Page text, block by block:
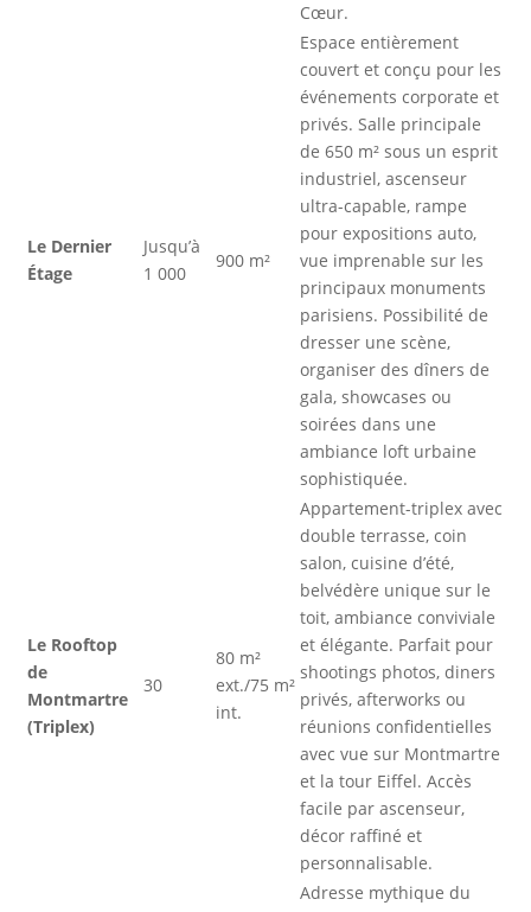
Cœur.
Le Dernier
Étage
Jusqu’à
1 000
900 m²
Espace entièrement
couvert et conçu pour les
événements corporate et
privés. Salle principale
de 650 m² sous un esprit
industriel, ascenseur
ultra-capable, rampe
pour expositions auto,
vue imprenable sur les
principaux monuments
parisiens. Possibilité de
dresser une scène,
organiser des dîners de
gala, showcases ou
soirées dans une
ambiance loft urbaine
sophistiquée.
Le Rooftop
de
Montmartre
(Triplex)
30
80 m²
ext./75 m²
int.
Appartement-triplex avec
double terrasse, coin
salon, cuisine d’été,
belvédère unique sur le
toit, ambiance conviviale
et élégante. Parfait pour
shootings photos, diners
privés, afterworks ou
réunions confidentielles
avec vue sur Montmartre
et la tour Eiffel. Accès
facile par ascenseur,
décor raffiné et
personnalisable.
Adresse mythique du